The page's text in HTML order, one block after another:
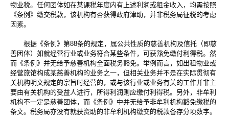
物业税。任何团体如在某课税年度内有上述利润或租金收入，均需按照
《条例》缴交税款，该机构有否获得政府津助，并非税务局征税的考虑
因素。
根据《条例》第88条的规定，属公共性质的慈善机构及信托（即慈
善团体）如就经营行业或业务符合某些条件，可获豁免缴付利得税。然
而《条例》并无给予慈善机构全面税务豁免。举例而言，如出租物业或
经营旅馆构成某慈善机构的业务之一，但相关业务并不是在实际贯彻有
关机构明文规定的宗旨时经营的，或与该行业或业务有关的工作并非主
要由有关机构的受益人进行，所得利润则应缴付利得税。另外，非牟利
机构不一定是慈善团体，而《条例》中并无给予非牟利机构豁免缴税的
条文。税务局亦没有就获资助的非牟利机构缴交的税款备存分项数字。